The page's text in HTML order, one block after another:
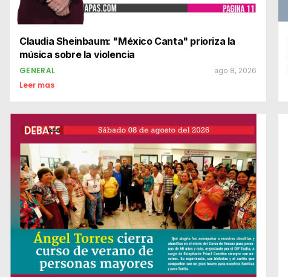
Claudia Sheinbaum: "México Canta" prioriza la
música sobre la violencia
GENERAL ago 8, 2026
Leer mas